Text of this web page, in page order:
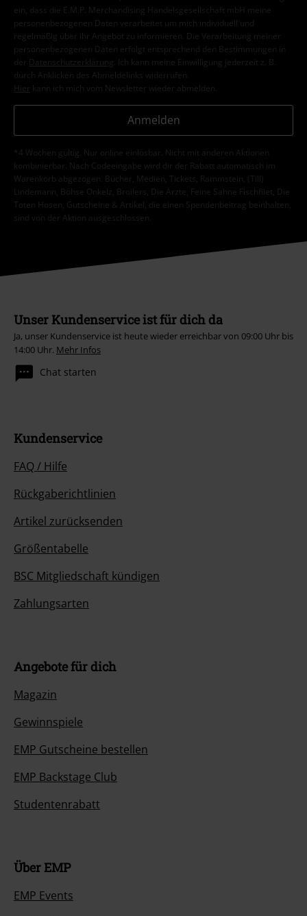
ein, dass die E.M.P. Merchandising Handelsgesellschaft mbH meine
personenbezogenen Daten verarbeitet um mich individuell und
regelmäßig über ihr Angebot zu informieren. Die Verarbeitung meiner
personenbezogenen Daten erfolgt entsprechend den Bestimmungen in
der
Datenschutzerklärung
. Ich kann meine Einwilligung jederzeit z. B.
durch Anklicken des Abmeldelinks widerrufen.
Hier kann ich mich vom Newsletter wieder abmelden.
Anmelden
*4 Wochen gültig. Nur online einlösbar. Nicht mit anderen Aktionen
kombinierbar. Nach Codeeingabe wird dir der Rabatt automatisch im
Warenkorb abgezogen. Bücher, Medien, Tickets, Rammstein, (Till)
Lindemann, Böhse Onkelz, Broilers, Die Ärzte, Feine Sahne Fischfilet, Die
Toten Hosen, Gutscheine & Artikel, die einen Spendenbeitrag beinhalten,
sind von der Aktion ausgeschlossen.
Unser Kundenservice ist für dich da
Ja, unser Kundenservice ist heute wieder erreichbar von 09:00 Uhr bis
14:00 Uhr. Mehr Infos
Chat starten
Kundenservice
FAQ / Hilfe
Rückgaberichtlinien
Artikel zurücksenden
Größentabelle
BSC Mitgliedschaft kündigen
Zahlungsarten
Angebote für dich
Magazin
Gewinnspiele
EMP Gutscheine bestellen
EMP Backstage Club
Studentenrabatt
Über EMP
EMP Events